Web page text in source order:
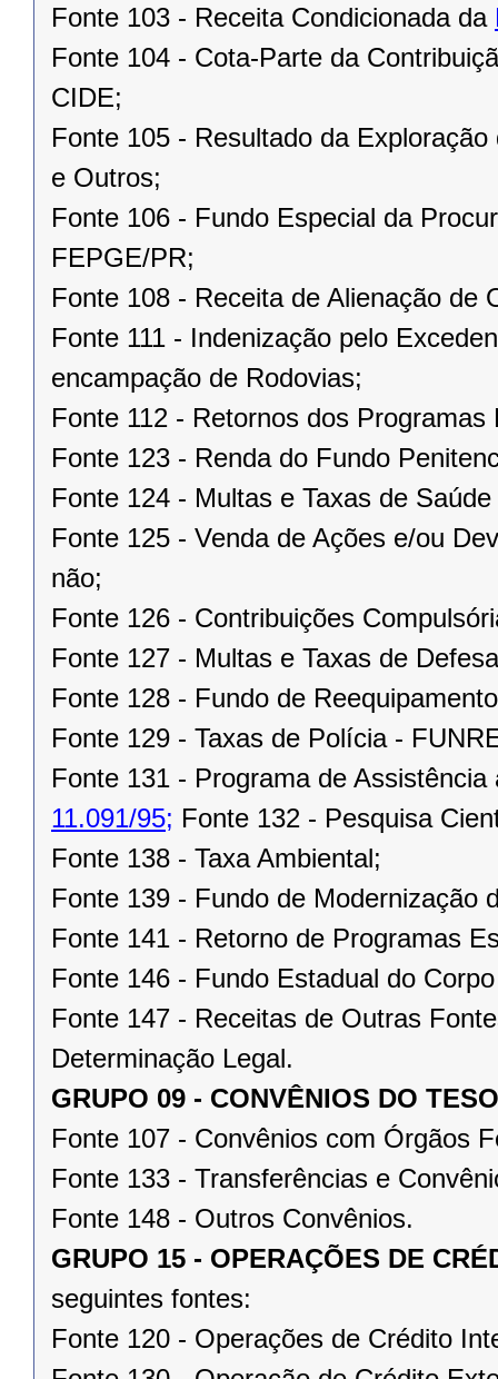
Fonte 103 - Receita Condicionada da
Fonte 104 - Cota-Parte da
CIDE;
Fonte 105 - Resultado da
e Outros;
Fonte 106 - Fundo Especial da
FEPGE/PR;
Fonte 108 - Receita de Alienação de
Fonte 111 - Indenização pelo
encampação de Rodovias;
Fonte 112 - Retornos dos
Fonte 123 - Renda do Fundo
Fonte 124 - Multas e Taxas de
Fonte 125 - Venda de Ações e/ou
não;
Fonte 126 - Contribuições
Fonte 127 - Multas e Taxas de
Fonte 128 - Fundo de
Fonte 129 - Taxas de Polícia -
Fonte 131 - Programa de
11.091/95; Fonte 132 - Pesquisa
Fonte 138 - Taxa Ambiental;
Fonte 139 - Fundo de Modernização
Fonte 141 - Retorno de Programas
Fonte 146 - Fundo Estadual do
Fonte 147 - Receitas de Outras
Determinação Legal.
GRUPO 09 - CONVÊNIOS DO
Fonte 107 - Convênios com Órgãos
Fonte 133 - Transferências e
Fonte 148 - Outros Convênios.
GRUPO 15 - OPERAÇÕES DE
seguintes fontes:
Fonte 120 - Operações de Crédito